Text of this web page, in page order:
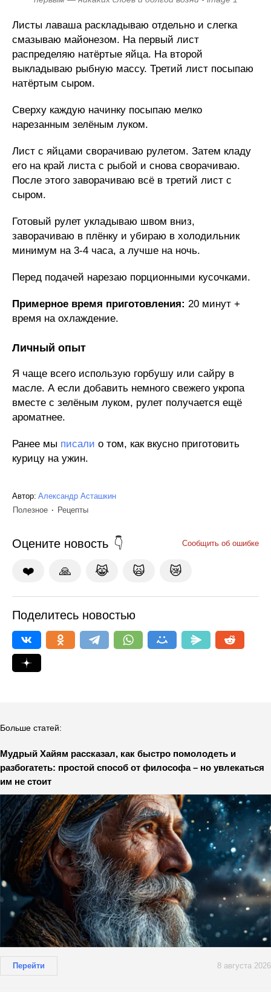
Листы лаваша раскладываю отдельно и слегка
смазываю майонезом. На первый лист
распределяю натёртые яйца. На второй
выкладываю рыбную массу. Третий лист посыпаю
натёртым сыром.
Сверху каждую начинку посыпаю мелко
нарезанным зелёным луком.
Лист с яйцами сворачиваю рулетом. Затем кладу
его на край листа с рыбой и снова сворачиваю.
После этого заворачиваю всё в третий лист с
сыром.
Готовый рулет укладываю швом вниз,
заворачиваю в плёнку и убираю в холодильник
минимум на 3-4 часа, а лучше на ночь.
Перед подачей нарезаю порционными кусочками.
Примерное время приготовления: 20 минут +
время на охлаждение.
Личный опыт
Я чаще всего использую горбушу или сайру в
масле. А если добавить немного свежего укропа
вместе с зелёным луком, рулет получается ещё
ароматнее.
Ранее мы писали о том, как вкусно приготовить
курицу на ужин.
Автор: Александр Асташкин
Полезное
Рецепты
Оцените новость Сообщить об ошибке
❤️ 🙏 😹 🙀 😿
Поделитесь новостью
Больше статей:
Мудрый Хайям рассказал, как быстро помолодеть и
разбогатеть: простой способ от философа – но увлекаться
им не стоит
Перейти 8 августа 2026